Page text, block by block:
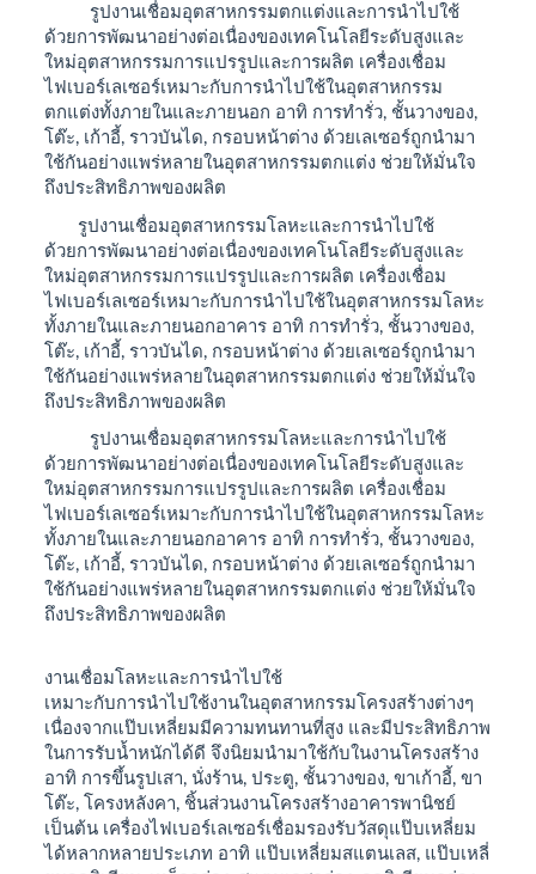
รูปงานเชื่อมอุตสาหกรรมตกแต่งและการนำไปใช้
ด้วยการพัฒนาอย่างต่อเนื่องของเทคโนโลยีระดับสูงและ
ใหม่อุตสาหกรรมการแปรรูปและการผลิต เครื่องเชื่อม
ไฟเบอร์เลเซอร์เหมาะกับการนำไปใช้ในอุตสาหกรรม
ตกแต่งทั้งภายในและภายนอก อาทิ การทำรั่ว, ชั้นวางของ,
โต๊ะ, เก้าอี้, ราวบันได, กรอบหน้าต่าง ด้วยเลเซอร์ถูกนำมา
ใช้กันอย่างแพร่หลายในอุตสาหกรรมตกแต่ง ช่วยให้มั่นใจ
ถึงประสิทธิภาพของผลิต
รูปงานเชื่อมอุตสาหกรรมโลหะและการนำไปใช้
ด้วยการพัฒนาอย่างต่อเนื่องของเทคโนโลยีระดับสูงและ
ใหม่อุตสาหกรรมการแปรรูปและการผลิต เครื่องเชื่อม
ไฟเบอร์เลเซอร์เหมาะกับการนำไปใช้ในอุตสาหกรรมโลหะ
ทั้งภายในและภายนอกอาคาร อาทิ การทำรั่ว, ชั้นวางของ,
โต๊ะ, เก้าอี้, ราวบันได, กรอบหน้าต่าง ด้วยเลเซอร์ถูกนำมา
ใช้กันอย่างแพร่หลายในอุตสาหกรรมตกแต่ง ช่วยให้มั่นใจ
ถึงประสิทธิภาพของผลิต
รูปงานเชื่อมอุตสาหกรรมโลหะและการนำไปใช้
ด้วยการพัฒนาอย่างต่อเนื่องของเทคโนโลยีระดับสูงและ
ใหม่อุตสาหกรรมการแปรรูปและการผลิต เครื่องเชื่อม
ไฟเบอร์เลเซอร์เหมาะกับการนำไปใช้ในอุตสาหกรรมโลหะ
ทั้งภายในและภายนอกอาคาร อาทิ การทำรั่ว, ชั้นวางของ,
โต๊ะ, เก้าอี้, ราวบันได, กรอบหน้าต่าง ด้วยเลเซอร์ถูกนำมา
ใช้กันอย่างแพร่หลายในอุตสาหกรรมตกแต่ง ช่วยให้มั่นใจ
ถึงประสิทธิภาพของผลิต
งานเชื่อมโลหะและการนำไปใช้
เหมาะกับการนำไปใช้งานในอุตสาหกรรมโครงสร้างต่างๆ
เนื่องจากแป๊บเหลี่ยมมีความทนทานที่สูง และมีประสิทธิภาพ
ในการรับน้ำหนักได้ดี จึงนิยมนำมาใช้กับในงานโครงสร้าง
อาทิ การขึ้นรูปเสา, นั่งร้าน, ประตู, ชั้นวางของ, ขาเก้าอี้, ขา
โต๊ะ, โครงหลังคา, ชิ้นส่วนงานโครงสร้างอาคารพานิชย์
เป็นต้น เครื่องไฟเบอร์เลเซอร์เชื่อมรองรับวัสดุแป๊บเหลี่ยม
ได้หลากหลายประเภท อาทิ แป๊บเหลี่ยมสแตนเลส, แป๊บเหลี่